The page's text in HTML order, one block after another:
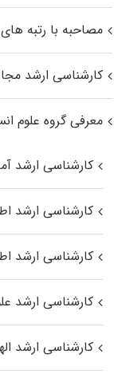
مصاحبه با رتبه های
کارشناسی ارشد
معرفی گروه علوم
کارشناسی ارشد
کارشناسی ارشد
کارشناسی ارشد
کارشناسی ارشد
کارشناسی ارشد